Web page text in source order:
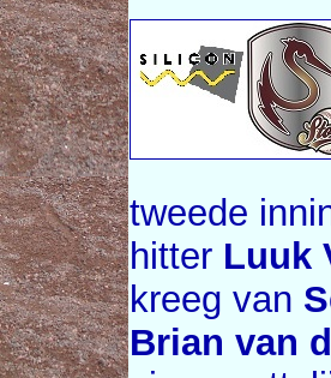
tweede
hitter Luuk
kreeg van
Brian van